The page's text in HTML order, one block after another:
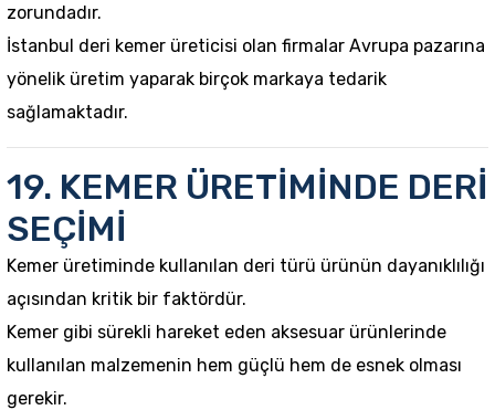
zorundadır.
İstanbul deri kemer üreticisi olan firmalar Avrupa pazarına
yönelik üretim yaparak birçok markaya tedarik
sağlamaktadır.
19. KEMER ÜRETİMİNDE DERİ
SEÇİMİ
Kemer üretiminde kullanılan deri türü ürünün dayanıklılığı
açısından kritik bir faktördür.
Kemer gibi sürekli hareket eden aksesuar ürünlerinde
kullanılan malzemenin hem güçlü hem de esnek olması
gerekir.